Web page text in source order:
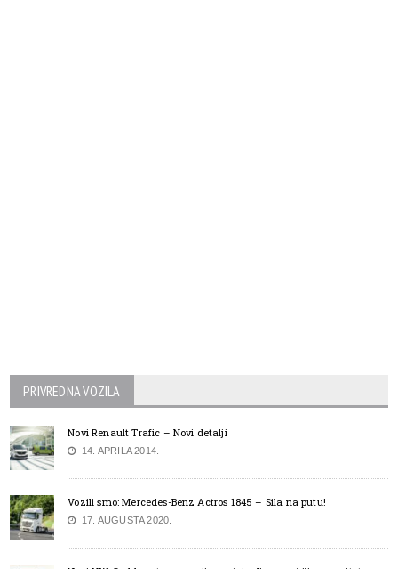
PRIVREDNA VOZILA
Novi Renault Trafic – Novi detalji
14. APRILA 2014.
Vozili smo: Mercedes-Benz Actros 1845 – Sila na putu!
17. AUGUSTA 2020.